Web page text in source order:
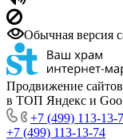
Обычная версия
Продвижение
в ТОП Яндекс и
+7 (499) 113-13-
+7 (499) 113-13-74